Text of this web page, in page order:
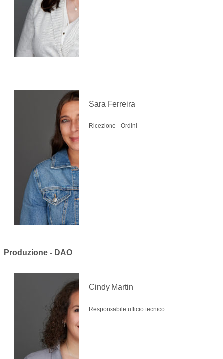
Sara Ferreira
Ricezione - Ordini
Produzione - DAO
Cindy Martin
Responsabile ufficio tecnico